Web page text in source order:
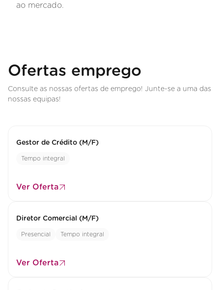
ao mercado.
Ofertas emprego
Consulte as nossas ofertas de emprego! Junte-se a uma das
nossas equipas!
Gestor de Crédito (M/F)
Tempo integral
Ver Oferta
Diretor Comercial (M/F)
Presencial Tempo integral
Ver Oferta